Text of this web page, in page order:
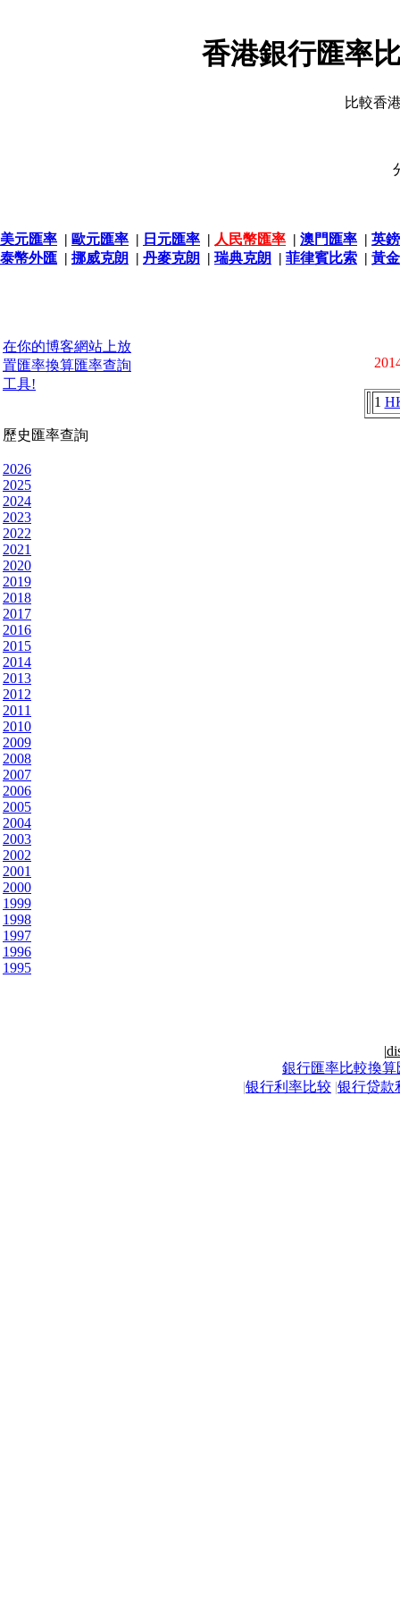
香港銀行匯率
比較香
美元匯率 | 歐元匯率 | 日元匯率 | 人民幣匯率 | 澳門匯率 | 英
泰幣外匯 | 挪威克朗 | 丹麥克朗 | 瑞典克朗 | 菲律賓比索 | 黃
在你的博客網站上放
置匯率換算匯率查詢
工具!
歷史匯率查詢
2026
2025
2024
2023
2022
2021
2020
2019
2018
2017
2016
2015
2014
2013
2012
2011
2010
2009
2008
2007
2006
2005
2004
2003
2002
2001
2000
1999
1998
1997
1996
1995
1
|
銀行匯率比較換算
|银行利率比较 |银行贷款